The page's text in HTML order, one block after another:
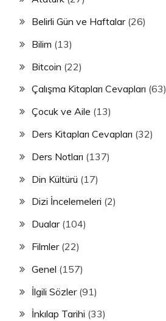
Belirli Gün ve Haftalar(26)
Bilim (13)
Bitcoin (22)
Çalışma Kitapları Cevapları (63)
Çocuk ve Aile (13)
Ders Kitapları Cevapları (32)
Ders Notları (137)
Din Kültürü (17)
Dizi İncelemeleri (2)
Dualar(104)
Filmler(22)
Genel (157)
İlgili Sözler(91)
İnkılap Tarihi (33)